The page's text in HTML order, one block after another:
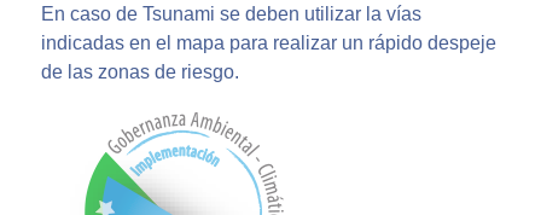
En caso de Tsunami se deben utilizar la vías
indicadas en el mapa para realizar un rápido despeje
de las zonas de riesgo.